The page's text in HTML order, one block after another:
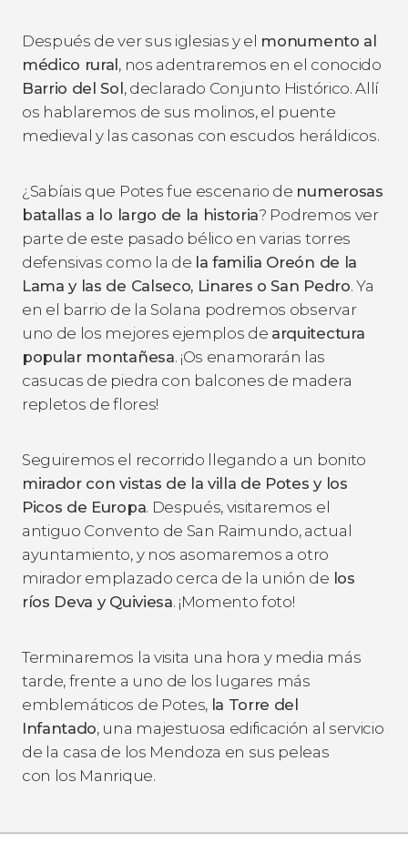
Después de ver sus iglesias y el monumento al
médico rural, nos adentraremos en el conocido
Barrio del Sol, declarado Conjunto Histórico. Allí
os hablaremos de sus molinos, el puente
medieval y las casonas con escudos heráldicos.
¿Sabíais que Potes fue escenario de numerosas
batallas a lo largo de la historia? Podremos ver
parte de este pasado bélico en varias torres
defensivas como la de la familia Oreón de la
Lama y las de Calseco, Linares o San Pedro. Ya
en el barrio de la Solana podremos observar
uno de los mejores ejemplos de arquitectura
popular montañesa. ¡Os enamorarán las
casucas de piedra con balcones de madera
repletos de flores!
Seguiremos el recorrido llegando a un bonito
mirador con vistas de la villa de Potes y los
Picos de Europa. Después, visitaremos el
antiguo Convento de San Raimundo, actual
ayuntamiento, y nos asomaremos a otro
mirador emplazado cerca de la unión de los
ríos Deva y Quiviesa. ¡Momento foto!
Terminaremos la visita una hora y media más
tarde, frente a uno de los lugares más
emblemáticos de Potes, la Torre del
Infantado, una majestuosa edificación al servicio
de la casa de los Mendoza en sus peleas
con los Manrique.